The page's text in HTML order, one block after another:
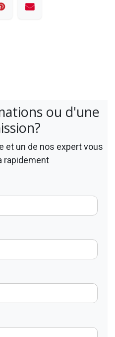
ou d'une
et un de nos expert vous
rapidement